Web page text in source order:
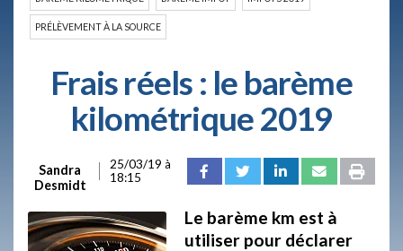
PRÉLÈVEMENT À LA SOURCE
Frais réels : le barème
kilométrique 2019
Sandra
Desmidt
25/03/19 à
18:15
Le barème km est à
utiliser pour déclarer